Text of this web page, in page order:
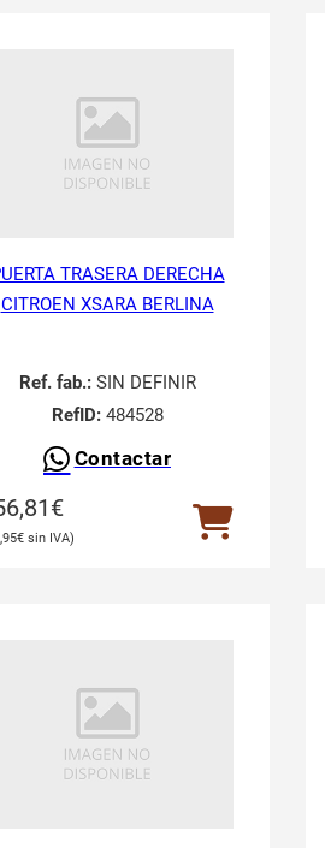
TRASERA DERECHA
CITROEN XSARA BERLINA
Ref. fab.:SIN DEFINIR
RefID:484528
Contactar
€
€